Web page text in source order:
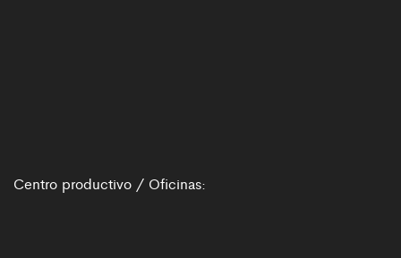
Centro productivo / Oficinas: